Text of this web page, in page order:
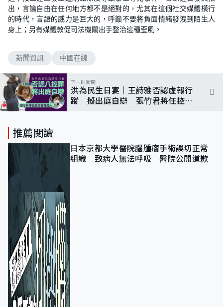
出，言論自由在任何地方都不是絕對的，尤其在這個社交媒體橫行
的時代，言語的威力是巨大的，呼籲不要將負面情緒發洩到陌生人
身上；另有媒體敦促司法機關出手整治這種歪風。
新聞資訊 中國在線
下一則新聞
洪為民生日宴｜王詩雅否認虛報行
蹤 擬出庭自辯 張竹君將任控方
推薦閱讀
日本京都大學醫院腦腫瘤手術誤切正常
組織 致病人無法呼吸 醫院公開道歉